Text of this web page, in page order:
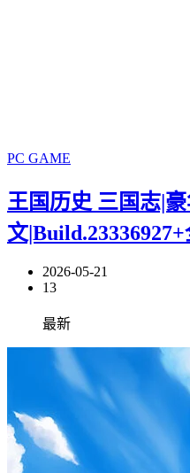
PC GAME
王国历史 三国志|
文
2026-05-21
13
最新